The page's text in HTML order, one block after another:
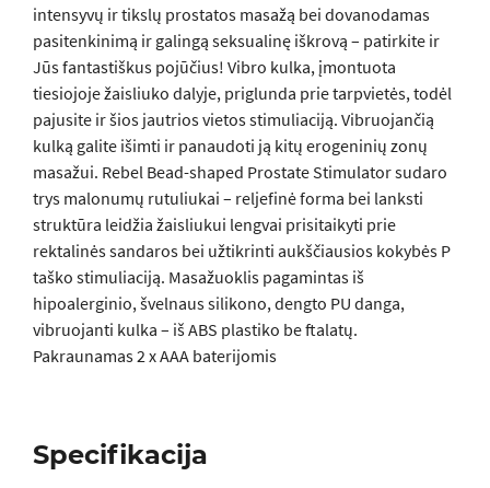
intensyvų ir tikslų prostatos masažą bei dovanodamas
pasitenkinimą ir galingą seksualinę iškrovą – patirkite ir
Jūs fantastiškus pojūčius! Vibro kulka, įmontuota
tiesiojoje žaisliuko dalyje, priglunda prie tarpvietės, todėl
pajusite ir šios jautrios vietos stimuliaciją. Vibruojančią
kulką galite išimti ir panaudoti ją kitų erogeninių zonų
masažui. Rebel Bead-shaped Prostate Stimulator sudaro
trys malonumų rutuliukai – reljefinė forma bei lanksti
struktūra leidžia žaisliukui lengvai prisitaikyti prie
rektalinės sandaros bei užtikrinti aukščiausios kokybės P
taško stimuliaciją. Masažuoklis pagamintas iš
hipoalerginio, švelnaus silikono, dengto PU danga,
vibruojanti kulka – iš ABS plastiko be ftalatų.
Pakraunamas 2 x AAA baterijomis
Specifikacija